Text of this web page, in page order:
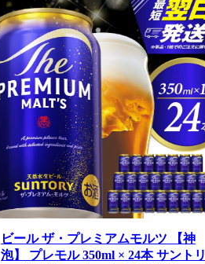
ビール ザ・プレミアムモルツ 【神
泡】 プレモル 350ml × 24本 サントリ